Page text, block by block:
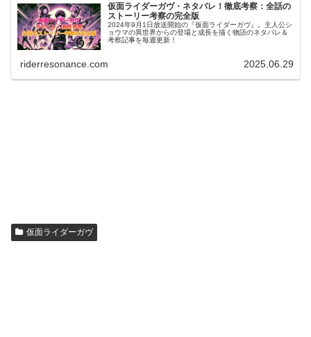
仮面ライダーガヴ・ネタバレ！徹底考察：全話の
ストーリー考察の完全版
2024年9月1日放送開始の『仮面ライダーガヴ』。主人公シ
ョウマの異世界からの登場と成長を描く物語のネタバレ＆
考察記事を毎週更新！
riderresonance.com 2025.06.29
仮面ライダーガヴ